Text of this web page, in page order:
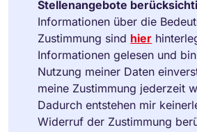
Stellenangebote
Informationen über die
Zustimmung sind hier
Informationen gelesen und
Nutzung meiner Daten
meine Zustimmung jederzeit
Dadurch entstehen mir
Widerruf der Zustimmung